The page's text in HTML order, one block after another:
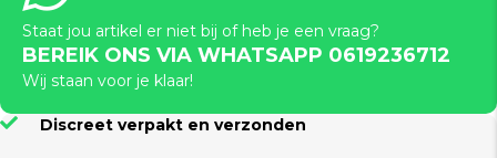
Staat jou artikel er niet bij of heb je een vraag?
BEREIK ONS VIA WHATSAPP 0619236712
Wij staan voor je klaar!
Discreet verpakt en verzonden